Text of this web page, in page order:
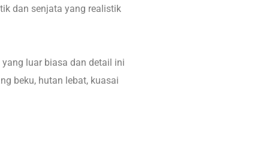
dan senjata yang realistik
yang luar biasa dan detail ini
beku, hutan lebat, kuasai